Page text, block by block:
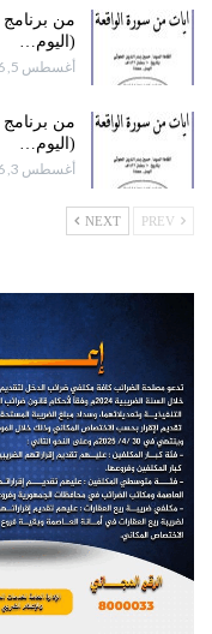
من
(اليوم…
أغسطس 5, 2026
من
(اليوم…
أغسطس 3, 2026
NEXT